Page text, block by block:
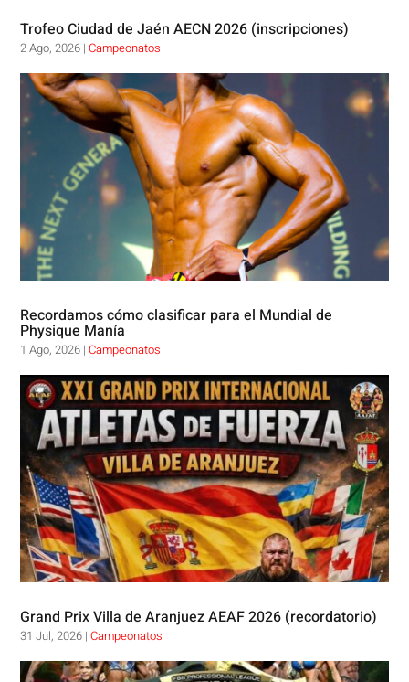
Trofeo Ciudad de Jaén AECN 2026 (inscripciones)
2 Ago, 2026 |Campeonatos
Recordamos cómo clasificar para el Mundial de
Physique Manía
1 Ago, 2026 |Campeonatos
Grand Prix Villa de Aranjuez AEAF 2026 (recordatorio)
31 Jul, 2026 |Campeonatos